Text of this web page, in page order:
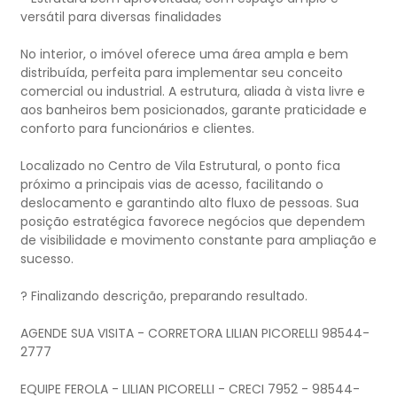
versátil para diversas finalidades
No interior, o imóvel oferece uma área ampla e bem
distribuída, perfeita para implementar seu conceito
comercial ou industrial. A estrutura, aliada à vista livre e
aos banheiros bem posicionados, garante praticidade e
conforto para funcionários e clientes.
Localizado no Centro de Vila Estrutural, o ponto fica
próximo a principais vias de acesso, facilitando o
deslocamento e garantindo alto fluxo de pessoas. Sua
posição estratégica favorece negócios que dependem
de visibilidade e movimento constante para ampliação e
sucesso.
? Finalizando descrição, preparando resultado.
AGENDE SUA VISITA - CORRETORA LILIAN PICORELLI 98544-
2777
EQUIPE FEROLA - LILIAN PICORELLI - CRECI 7952 - 98544-